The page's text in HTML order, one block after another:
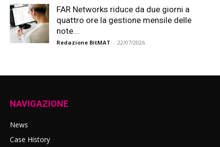
FAR Networks riduce da due giorni a
quattro ore la gestione mensile delle
note...
Redazione BitMAT - 22/07/2026
NAVIGAZIONE
News
Case History